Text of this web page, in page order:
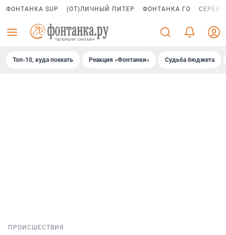
ФОНТАНКА SUP (ОТ)ЛИЧНЫЙ ПИТЕР ФОНТАНКА ГО
Топ-10, куда поехать Реакция «Фонтанки» Судьба бюджета
ПРОИСШЕСТВИЯ